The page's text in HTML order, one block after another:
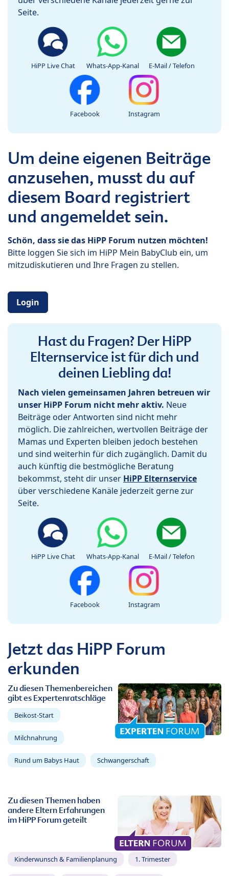
Seite.
HiPP Live Chat Whats-App-Kanal E-Mail / Telefon
Facebook Instagram
Um deine eigenen Beiträge
anzusehen, musst du auf
diesem Board registriert
und angemeldet sein.
Schön, dass sie das HiPP Forum nutzen möchten!
Bitte loggen Sie sich im HiPP Mein BabyClub ein, um
mitzudiskutieren und Ihre Fragen zu stellen.
Login
Hast du Fragen? Der HiPP
Elternservice ist für dich und
deinen Liebling da!
Nach vielen gemeinsamen Jahren betreuen wir
unser HiPP Forum nicht mehr aktiv. Neue
Beiträge oder Antworten sind nicht mehr
möglich. Die zahlreichen, wertvollen Beiträge der
Mamas und Experten bleiben jedoch bestehen
und sind weiterhin für dich zugänglich. Damit du
auch künftig die bestmögliche Beratung
bekommst, steht dir unser HiPP Elternservice
über verschiedene Kanäle jederzeit gerne zur
Seite.
HiPP Live Chat Whats-App-Kanal E-Mail / Telefon
Facebook Instagram
Jetzt das HiPP Forum
erkunden
Zu diesen Themenbereichen
gibt es Expertenratschläge
Beikost-Start
Milchnahrung
Rund um Babys Haut Schwangerschaft
Zu diesen Themen haben
andere Eltern Erfahrungen
im HiPP Forum geteilt
Kinderwunsch & Familienplanung 1. Trimester